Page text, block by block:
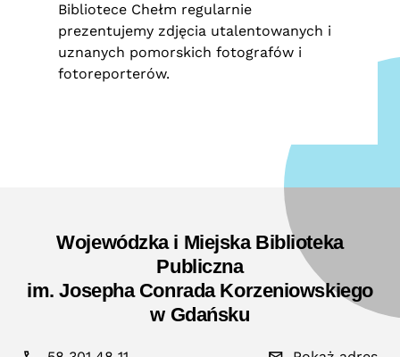
Bibliotece Chełm regularnie
prezentujemy zdjęcia utalentowanych i
uznanych pomorskich fotografów i
fotoreporterów.
Wojewódzka i Miejska Biblioteka
Publiczna
im. Josepha Conrada Korzeniowskiego
w Gdańsku